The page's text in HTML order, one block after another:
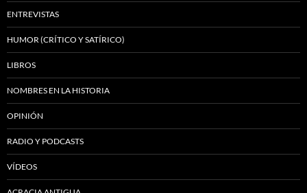
ENTREVISTAS
HUMOR (CRÍTICO Y SATÍRICO)
LIBROS
NOMBRES EN LA HISTORIA
OPINIÓN
RADIO Y PODCASTS
VÍDEOS